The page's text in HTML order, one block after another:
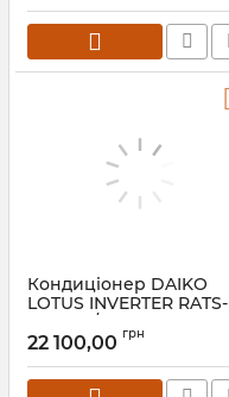
Кондиціонер DAIKO
LOTUS INVERTER RATS-
H12NVR/RATS-H12INVR
22 100,00 грн